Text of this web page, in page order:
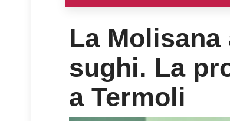
La
sughi. La
a Termoli